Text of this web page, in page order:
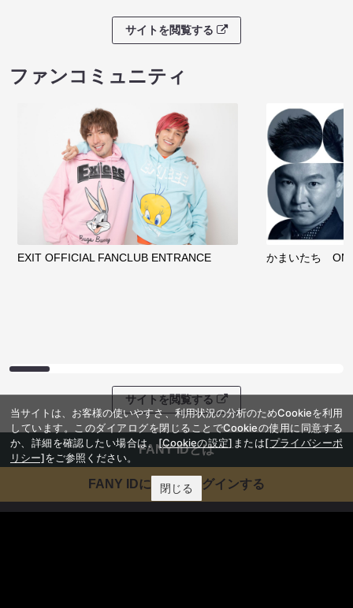
サイトを閲覧する
ファンコミュニティ
EXIT OFFICIAL FANCLUB ENTRANCE かまいたち
サイトを閲覧する
FANY IDとは
FANY IDに登録・ログインする
当サイトは、お客様の使いやすさ、利用状況の分析のためCookieを利用
しています。このダイアログを閉じることでCookieの使用に同意する
か、詳細を確認したい場合は、[Cookieの設定] または[プライバシーポ
リシー]をご参照ください。
閉じる